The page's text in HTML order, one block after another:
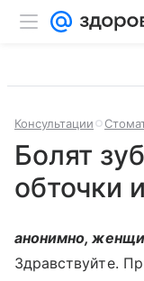
Консультации
Болят
обточки
анонимно,
Здравствуйте.